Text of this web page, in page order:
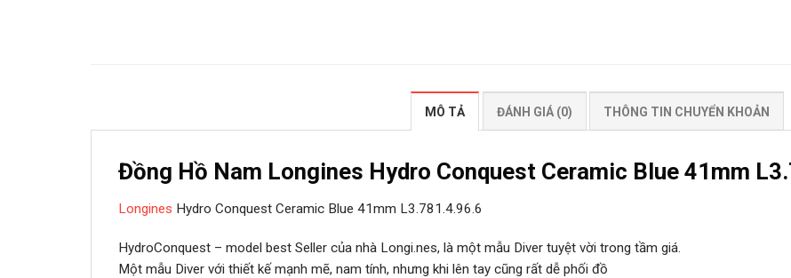
MÔ TẢ ĐÁNH GIÁ (0) THÔNG TIN CHUYỂN KHOẢN
Đồng Hồ Nam Longines Hydro Conquest Ceramic Blue 41mm
Longines Hydro Conquest Ceramic Blue 41mm L3.781.4.96.6
HydroConquest – model best Seller của nhà Longi.nes, là một mẫu Diver tuyệt vời trong tầm giá.
Một mẫu Diver với thiết kế mạnh mẽ, nam tính, nhưng khi lên tay cũng rất dễ phối đồ